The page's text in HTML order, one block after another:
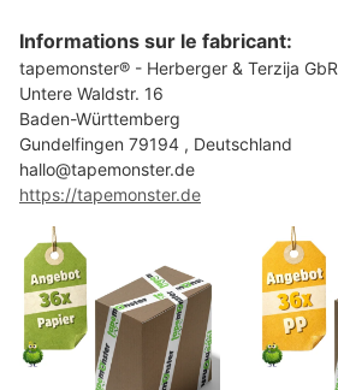
Informations sur le fabricant:
tapemonster® - Herberger & Terzija GbR
Untere Waldstr. 16
Baden-Württemberg
Gundelfingen 79194 , Deutschland
hallo@tapemonster.de
https://tapemonster.de